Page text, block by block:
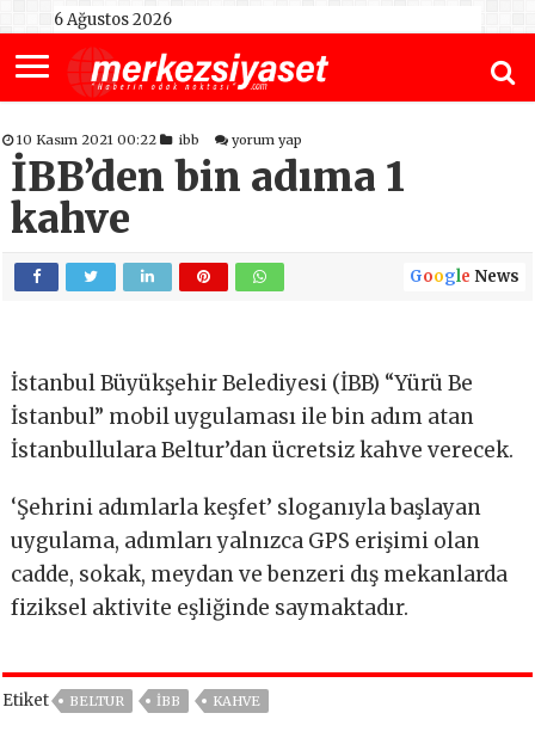
6 Ağustos 2026
10 Kasım 2021 00:22 ibb yorum yap
İBB’den bin adıma 1
kahve
Google News
İstanbul Büyükşehir Belediyesi (İBB) “Yürü Be
İstanbul” mobil uygulaması ile bin adım atan
İstanbullulara Beltur’dan ücretsiz kahve verecek.
‘Şehrini adımlarla keşfet’ sloganıyla başlayan
uygulama, adımları yalnızca GPS erişimi olan
cadde, sokak, meydan ve benzeri dış mekanlarda
fiziksel aktivite eşliğinde saymaktadır.
Etiket BELTUR IBB KAHVE